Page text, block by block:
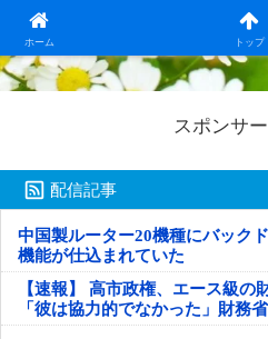
ホーム トップ
日本第一！ニュース録
スポンサ
配信記事
中国製ルーター20機種にバック
機能が仕込まれていた
【速報】 高市政権、エース級の
「彼は協力的でなかった」財務
判明